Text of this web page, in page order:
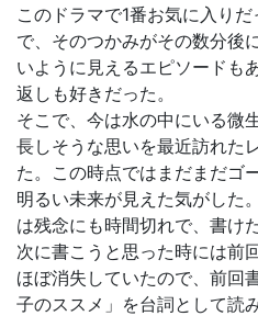
このドラマで1番お気に入り
で、そのつかみがその数分後
いように見えるエピソードも
返しも好きだった。
そこで、今は水の中にいる微
長しそうな思いを最近訪れた
た。この時点ではまだまだゴ
明るい未来が見えた気がした
は残念にも時間切れで、書け
次に書こうと思った時には前
ほぼ消失していたので、前回
子のススメ」を台詞として読